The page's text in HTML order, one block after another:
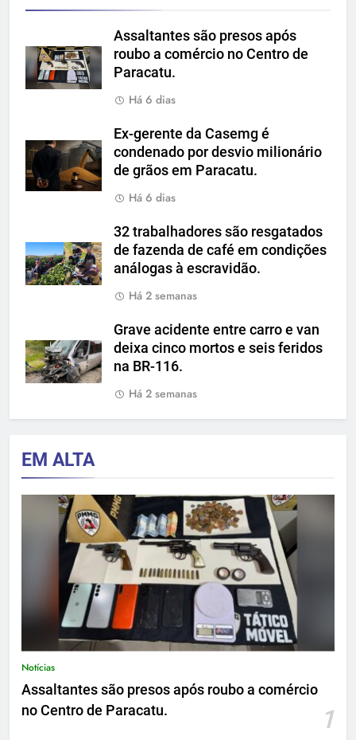
Assaltantes são presos após
roubo a comércio no Centro de
Paracatu.
Há 6 dias
Ex-gerente da Casemg é
condenado por desvio milionário
de grãos em Paracatu.
Há 6 dias
32 trabalhadores são resgatados
de fazenda de café em condições
análogas à escravidão.
Há 2 semanas
Grave acidente entre carro e van
deixa cinco mortos e seis feridos
na BR-116.
Há 2 semanas
EM ALTA
Notícias
Assaltantes são presos após roubo a comércio
no Centro de Paracatu.
1